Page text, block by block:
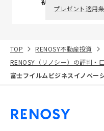
プレゼント適用
TOP RENOSY不動産投資
RENOSY（リノシー）の評判・
富士フイルムビジネスイノベー